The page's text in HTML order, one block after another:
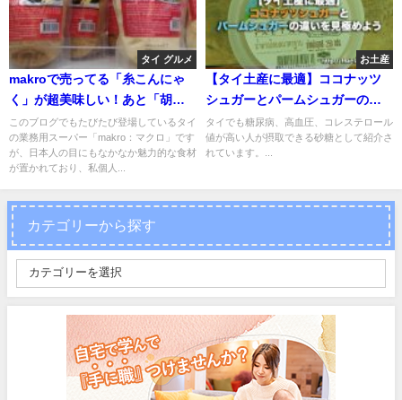
タイ グルメ
makroで売ってる「糸こんにゃ
く」が超美味しい！あと「胡麻
ドレッシング」も！
このブログでもたびたび登場しているタイ
の業務用スーパー「makro：マクロ」です
が、日本人の目にもなかなか魅力的な食材
が置かれており、私個人...
お土産
【タイ土産に最適】ココナッツ
シュガーとパームシュガーの違
いを見極めよう
タイでも糖尿病、高血圧、コレステロール
値が高い人が摂取できる砂糖として紹介さ
れています。...
カテゴリーから探す